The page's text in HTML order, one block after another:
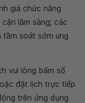
giá chức năng
lâm sàng; các
soát sớm ung
vui lòng bấm số
đặt lịch trực tiếp
trên ứng dụng